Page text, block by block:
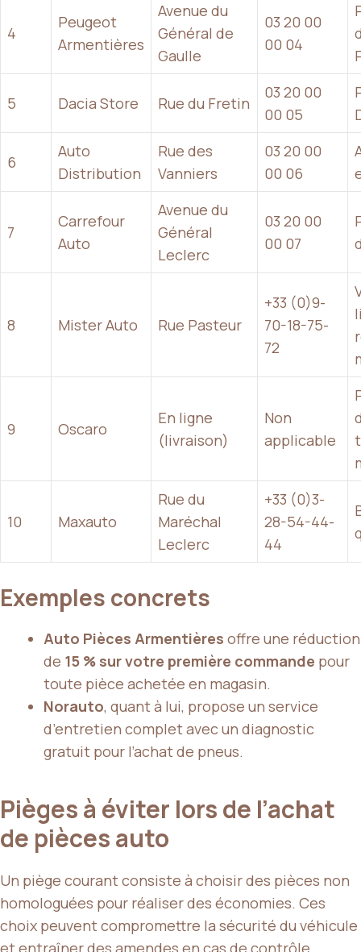
4
Peugeot
Armentières
Avenue du
Général de
Gaulle
03 20 00
00 04
5 Dacia Store Rue du Fretin
03 20 00
00 05
6
Auto
Distribution
Rue des
Vanniers
03 20 00
00 06
7
Carrefour
Auto
Avenue du
Général
Leclerc
03 20 00
00 07
8 Mister Auto Rue Pasteur
+33 (0)9-
70-18-75-
72
9 Oscaro
En ligne
(livraison)
Non
applicable
10 Maxauto
Rue du
Maréchal
Leclerc
+33 (0)3-
28-54-44-
44
Exemples concrets
Auto Pièces Armentières offre une réduction
de 15 % sur votre première commande pour
toute pièce achetée en magasin.
Norauto, quant à lui, propose un service
d’entretien complet avec un diagnostic
gratuit pour l’achat de pneus.
Pièges à éviter lors de l’achat
de pièces auto
Un piège courant consiste à choisir des pièces non
homologuées pour réaliser des économies. Ces
choix peuvent compromettre la sécurité du véhicule
et entraîner des amendes en cas de contrôle